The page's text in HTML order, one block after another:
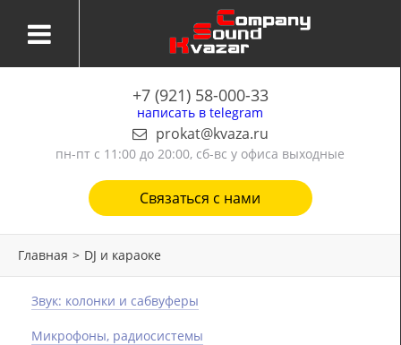
+7 (921) 58-000-33
написать в telegram
prokat@kvaza.ru
пн-пт с 11:00 до 20:00, сб-вс у офиса выходные
Связаться с нами
Главная > DJ и караоке
Звук: колонки и сабвуферы
Микрофоны, радиосистемы